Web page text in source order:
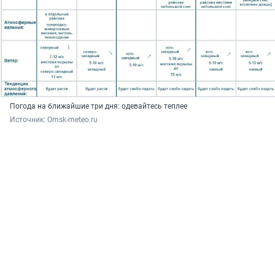
Погода на ближайшие три дня: одевайтесь теплее
Источник: Omsk-meteo.ru